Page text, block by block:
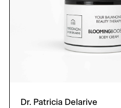
Dr. Patricia Delarive